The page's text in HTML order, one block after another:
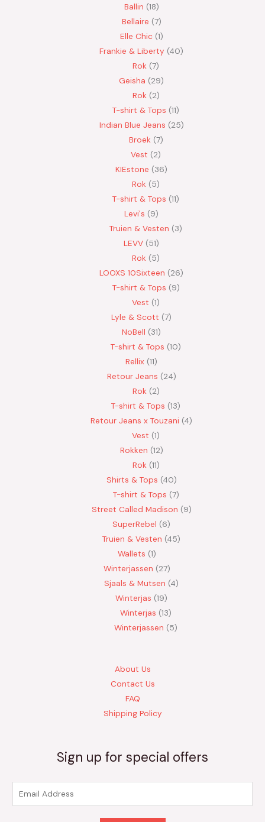
Ballin 18
Bellaire 7
Elle Chic 1
Frankie & Liberty 40
Rok 7
Geisha
29
Rok 2
T-shirt & Tops 11
Indian Blue Jeans 25
Broek 7
Vest
2
KIEstone
36
Rok
5
T-shirt & Tops 11
Levi's
9
Truien & Vesten
3
LEVV 51
Rok
5
LOOXS 10Sixteen
26
T-shirt & Tops 9
Vest 1
Lyle & Scott 7
NoBell
31
T-shirt & Tops 10
Rellix 11
Retour Jeans 24
Rok 2
T-shirt & Tops 13
Retour Jeans x Touzani 4
Vest 1
Rokken 12
Rok 11
Shirts & Tops 40
T-shirt & Tops 7
Street Called Madison 9
SuperRebel
6
Truien & Vesten 45
Wallets 1
Winterjassen
27
Sjaals & Mutsen 4
Winterjas 19
Winterjas 13
Winterjassen
5
About Us
Contact Us
FAQ
Shipping Policy
Sign up for special offers
m